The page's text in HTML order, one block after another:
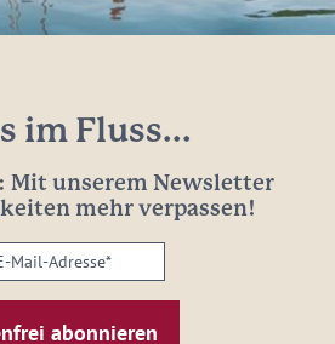
im Fluss...
Mit unserem Newsletter
mehr verpassen!